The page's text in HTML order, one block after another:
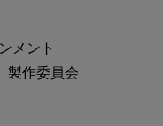
メント
製作委員会